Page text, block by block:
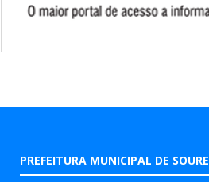
PREFEITURA MUNICIPAL DE SOURE